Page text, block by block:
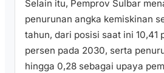
Selain itu, Pemprov Sulbar
penurunan angka kemiskinan
tahun, dari posisi saat ini 10,41
persen pada 2030, serta
hingga 0,28 sebagai upaya